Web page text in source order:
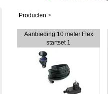
Producten >
Aanbieding 10 meter Flex
startset 1